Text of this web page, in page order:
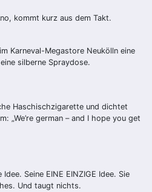
kommt kurz aus dem Takt.
Karneval-Megastore Neukölln eine
silberne Spraydose.
Haschischzigarette und dichtet
„We’re german – and I hope you get
Seine EINE EINZIGE Idee. Sie
Und taugt nichts.